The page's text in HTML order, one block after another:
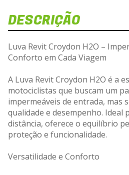
DESCRIÇÃO
Luva Revit Croydon H2O –
Conforto em Cada Viagem
A Luva Revit Croydon H2O é a
motociclistas que buscam um
impermeáveis de entrada, mas
qualidade e desempenho. Ideal
distância, oferece o equilíbrio
proteção e funcionalidade.
Versatilidade e Conforto